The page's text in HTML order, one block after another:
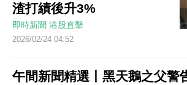
渣打績後升3%
即時新聞 港股直擊
2026/02/24 04:52
午間新聞精選丨黑天鵝之父警